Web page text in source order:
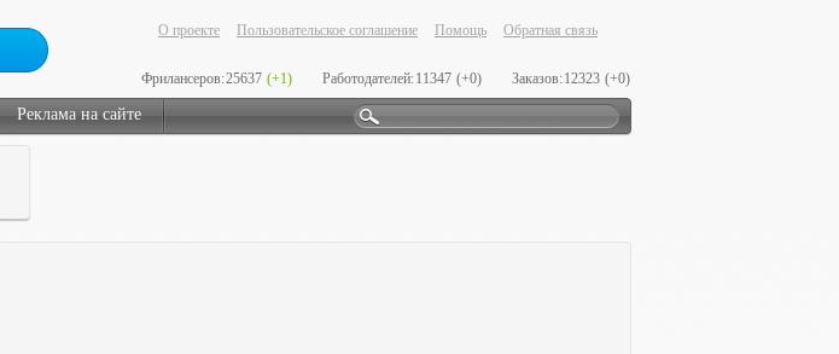
О проекте Пользовательское соглашение Помощь Обратная связь
Фрилансеров:25637 (+1) Работодателей:11347 (+0) Заказов:12323 (+0)
Реклама на сайте